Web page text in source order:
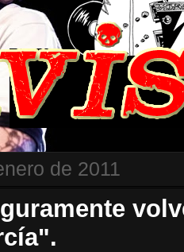
de 2011